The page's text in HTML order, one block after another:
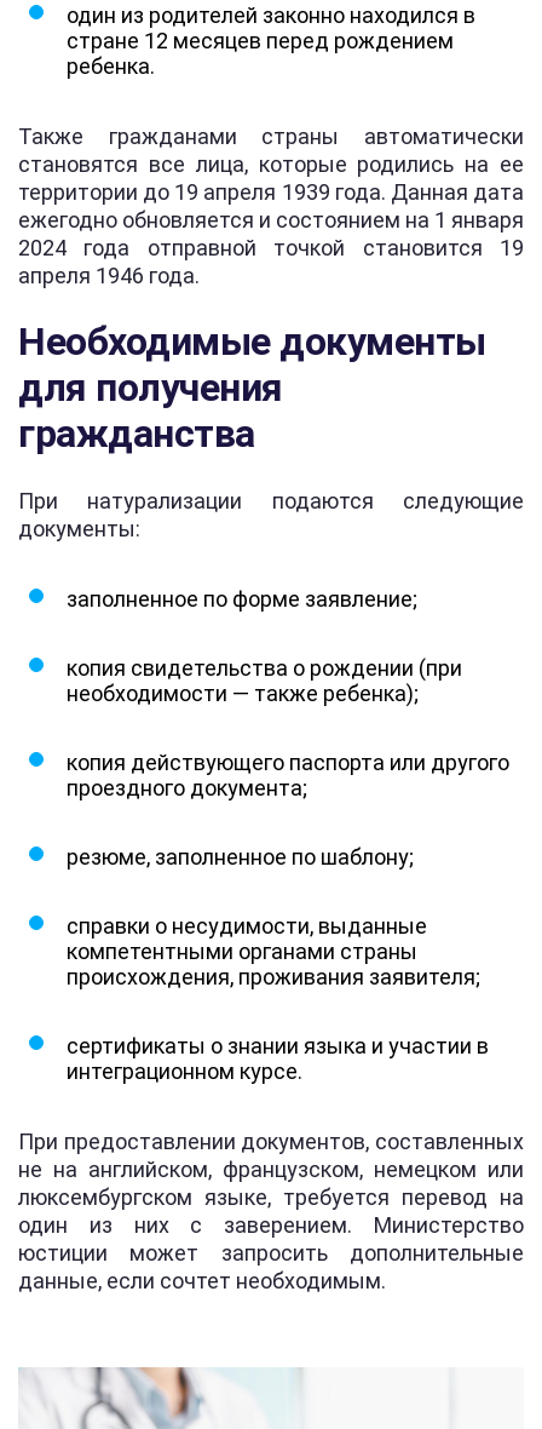
один из родителей законно находился в
стране 12 месяцев перед рождением
ребенка.
Также гражданами страны автоматически
становятся все лица, которые родились на ее
территории до 19 апреля 1939 года. Данная дата
ежегодно обновляется и состоянием на 1 января
2024 года отправной точкой становится 19
апреля 1946 года.
Необходимые документы
для получения
гражданства
При натурализации подаются следующие
документы:
заполненное по форме заявление;
копия свидетельства о рождении (при
необходимости — также ребенка);
копия действующего паспорта или другого
проездного документа;
резюме, заполненное по шаблону;
справки о несудимости, выданные
компетентными органами страны
происхождения, проживания заявителя;
сертификаты о знании языка и участии в
интеграционном курсе.
При предоставлении документов, составленных
не на английском, французском, немецком или
люксембургском языке, требуется перевод на
один из них с заверением. Министерство
юстиции может запросить дополнительные
данные, если сочтет необходимым.